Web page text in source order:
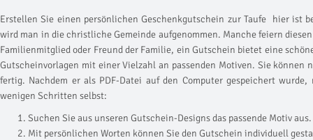
Erstellen Sie einen persönlichen Geschenkgutschein zur Taufe  hier ist
wird man in die christliche Gemeinde aufgenommen. Manche feiern
Familienmitglied oder Freund der Familie, ein Gutschein bietet eine
Gutscheinvorlagen mit einer Vielzahl an passenden Motiven. Sie
fertig. Nachdem er als PDF-Datei auf den Computer gespeichert
wenigen Schritten selbst:
Suchen Sie aus unseren Gutschein-Designs das passende Motiv aus.
Mit persönlichen Worten können Sie den Gutschein individuell